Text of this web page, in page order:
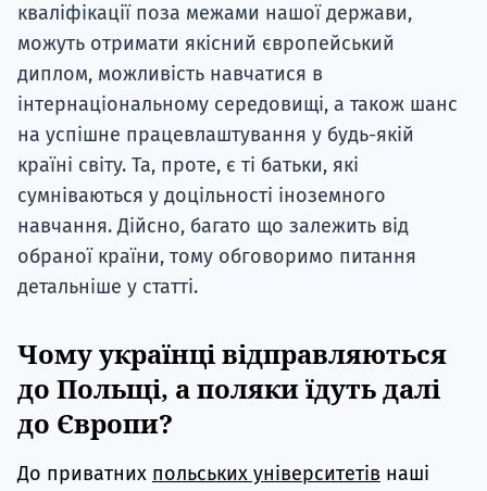
кваліфікації поза межами нашої держави,
можуть отримати якісний європейський
диплом, можливість навчатися в
інтернаціональному середовищі, а також шанс
на успішне працевлаштування у будь-якій
країні світу. Та, проте, є ті батьки, які
сумніваються у доцільності іноземного
навчання. Дійсно, багато що залежить від
обраної країни, тому обговоримо питання
детальніше у статті.
Чому українці відправляються
до Польщі, а поляки їдуть далі
до Європи?
До приватних польських університетів наші